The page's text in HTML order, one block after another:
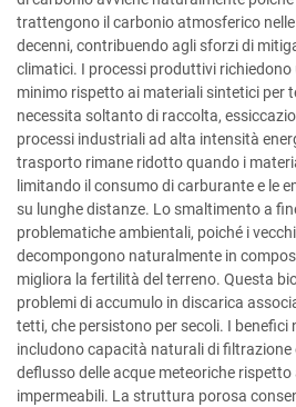
trattengono il carbonio atmosferico
decenni, contribuendo agli sforzi di
climatici. I processi produttivi
minimo rispetto ai materiali sintetici per
necessita soltanto di raccolta,
processi industriali ad alta intensità
trasporto rimane ridotto quando i
limitando il consumo di carburante e le
su lunghe distanze. Lo smaltimento a
problematiche ambientali, poiché i
decompongono naturalmente in
migliora la fertilità del terreno. Questa
problemi di accumulo in discarica
tetti, che persistono per secoli. I benefici
includono capacità naturali di filtrazione
deflusso delle acque meteoriche
impermeabili. La struttura porosa